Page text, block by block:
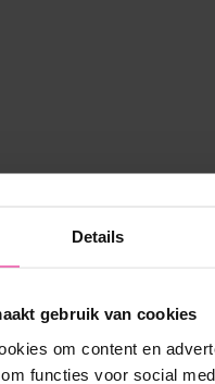
Details
gebruik van cookies
om content en
functies voor social